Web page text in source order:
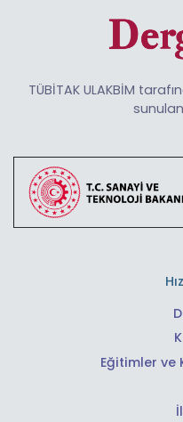
TÜBİTAK ULAKBİM
Eğitimler ve